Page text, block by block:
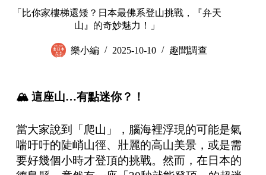
「比你家樓梯還矮？日本最佛系登山挑戰，『弁天
山』的奇妙魅力！」
樂小編 2025-10-10 趣聞調查
🏔️ 這座山…有點迷你？！
當大家說到「爬山」，腦海裡浮現的可能是氣
喘吁吁的陡峭山徑、壯麗的高山美景，或是需
要好幾個小時才登頂的挑戰。然而，在日本的